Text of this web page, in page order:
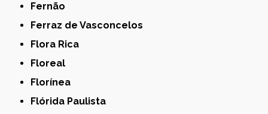
Fernão
Ferraz de Vasconcelos
Flora Rica
Floreal
Florínea
Flórida Paulista